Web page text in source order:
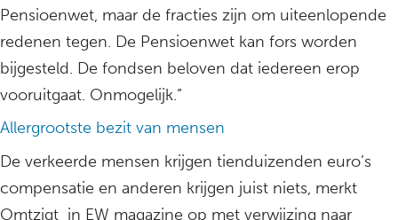
Pensioenwet, maar de fracties zijn om uiteenlopende
redenen tegen. De Pensioenwet kan fors worden
bijgesteld. De fondsen beloven dat iedereen erop
vooruitgaat. Onmogelijk.”
Allergrootste bezit van mensen
De verkeerde mensen krijgen tienduizenden euro’s
compensatie en anderen krijgen juist niets, merkt
Omtzigt in EW magazine op met verwijzing naar